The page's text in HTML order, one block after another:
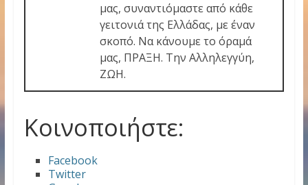
μας, συναντιόμαστε από κάθε
γειτονιά της Ελλάδας, με έναν
σκοπό. Να κάνουμε το όραμά
μας, ΠΡΑΞΗ. Την Αλληλεγγύη,
ΖΩΗ.
Κοινοποιήστε:
Facebook
Twitter